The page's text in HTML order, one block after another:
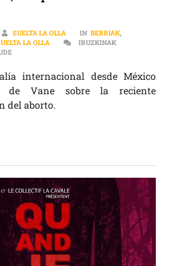
SUELTA LA OLLA IN BERRIAK,
LA OLLA
IRUZKINAK
[:ES]MÉXICO | DESPENALIZACIÓN DEL ABORTO
internacional desde México
Vane sobre la reciente
del aborto.